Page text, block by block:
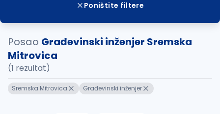
Poništite filtere
Posao Građevinski inženjer Sremska
Mitrovica
(1 rezultat)
Sremska Mitrovica Građevinski inženjer